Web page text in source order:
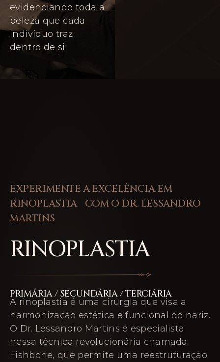
evidenciando toda a
beleza que cada
indivíduo traz
dentro de si.
EXPERIMENTE A EXCELÊNCIA EM
RINOPLASTIA COM O DR. LESSANDRO
MARTINS
RINOPLASTIA
PRIMÁRIA / SECUNDÁRIA / TERCIÁRIA
A rinoplastia é uma cirurgia que visa a
harmonização estética e funcional do nariz.
O Dr. Lessandro Martins é especialista
nessa técnica revolucionária chamada
Fishbone, que permite uma reestruturação